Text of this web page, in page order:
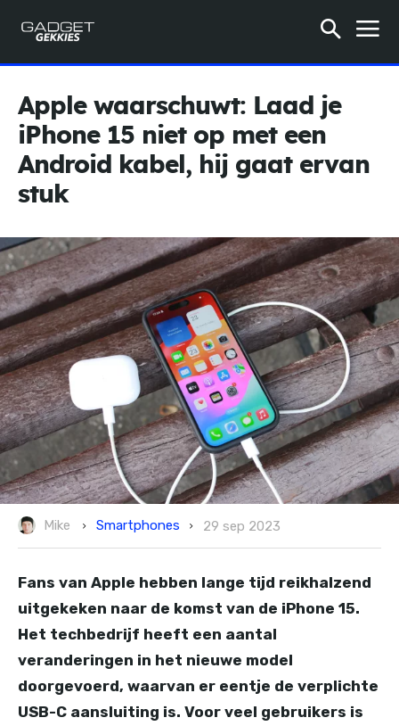
Apple waarschuwt: Laad je
iPhone 15 niet op met een
Android kabel, hij gaat ervan
stuk
Mike Smartphones 29 sep 2023
Fans van Apple hebben lange tijd reikhalzend
uitgekeken naar de komst van de iPhone 15.
Het techbedrijf heeft een aantal
veranderingen in het nieuwe model
doorgevoerd, waarvan er eentje de verplichte
USB-C aansluiting is. Voor veel gebruikers is